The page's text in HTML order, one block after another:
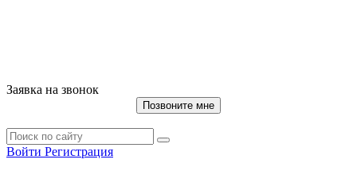
Заявка на звонок
Позвоните мне
Войти Регистрация